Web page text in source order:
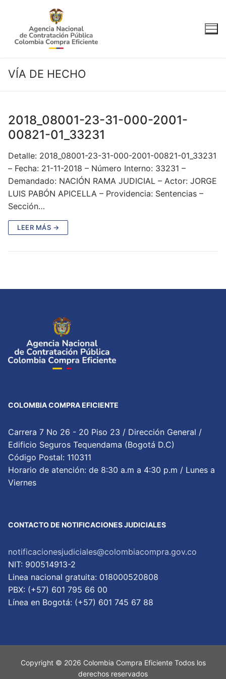
contenido
VÍA DE HECHO
2018_08001-23-31-000-2001-
00821-01_33231
Detalle: 2018_08001-23-31-000-2001-00821-01_33231
– Fecha: 21-11-2018 – Número Interno: 33231 –
Demandado: NACIÓN RAMA JUDICIAL – Actor: JORGE
LUIS PABÓN APICELLA – Providencia: Sentencias –
Sección…
LEER MÁS →
COLOMBIA COMPRA EFICIENTE
Carrera 7 No 26 - 20 Piso 23 / Dirección General /
Edificio Seguros Tequendama (Bogotá D.C)
Código Postal: 110311
Horario de atención: de 8:30 a.m a 4:30 p.m / Lunes a
Viernes
CONTACTO DE NOTIFICACIONES JUDICIALES
notificacionesjudiciales@colombiacompra.gov.co
NIT: 900514913-2
Linea nacional gratuita: 018000520808
PBX: (+57) 601 795 66 00
Lí­nea en Bogotá: (+57) 601 745 67 88
Copyright © 2026 Colombia Compra Eficiente Todos los
derechos reservados